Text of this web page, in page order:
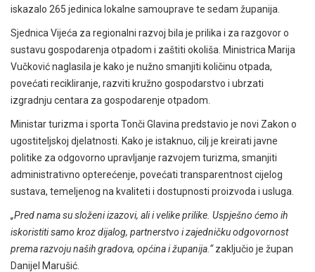
iskazalo 265 jedinica lokalne samouprave te sedam županija.
Sjednica Vijeća za regionalni razvoj bila je prilika i za razgovor o
sustavu gospodarenja otpadom i zaštiti okoliša. Ministrica Marija
Vučković naglasila je kako je nužno smanjiti količinu otpada,
povećati recikliranje, razviti kružno gospodarstvo i ubrzati
izgradnju centara za gospodarenje otpadom.
Ministar turizma i sporta Tonči Glavina predstavio je novi Zakon o
ugostiteljskoj djelatnosti. Kako je istaknuo, cilj je kreirati javne
politike za odgovorno upravljanje razvojem turizma, smanjiti
administrativno opterećenje, povećati transparentnost cijelog
sustava, temeljenog na kvaliteti i dostupnosti proizvoda i usluga.
„Pred nama su složeni izazovi, ali i velike prilike. Uspješno ćemo ih
iskoristiti samo kroz dijalog, partnerstvo i zajedničku odgovornost
prema razvoju naših gradova, općina i županija.“zaključio je župan
Danijel Marušić.